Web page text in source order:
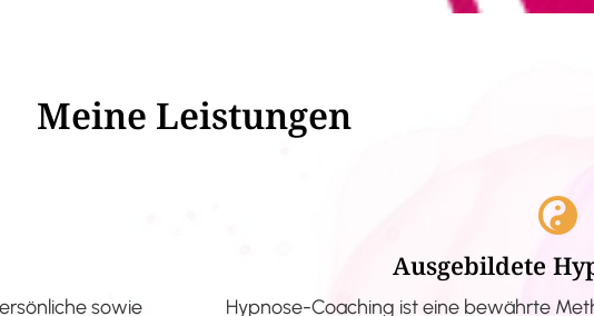
Meine Leistungen
sowie
Ausgebildete
Hypnose-Coaching ist eine bewährte